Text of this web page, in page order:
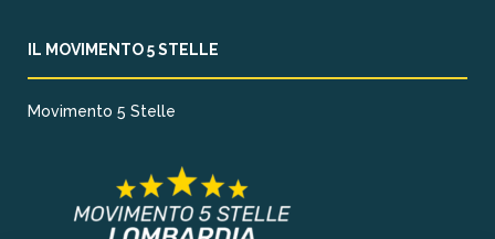
IL MOVIMENTO 5 STELLE
Movimento 5 Stelle